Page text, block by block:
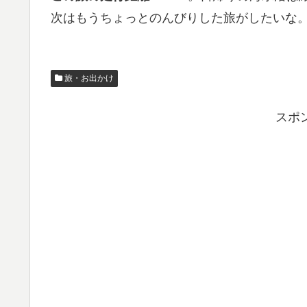
次はもうちょっとのんびりした旅がしたいな。
旅・お出かけ
スポ